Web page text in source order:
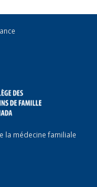
la médecine familiale